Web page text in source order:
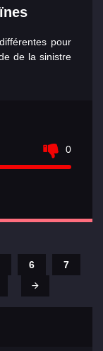
pour
de la sinistre
0
6
7